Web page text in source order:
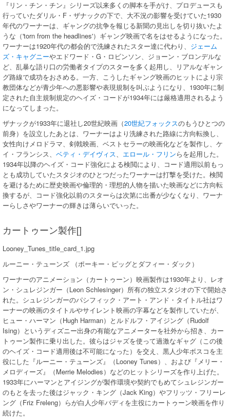
『リン・チン・チン』シリーズ以来多くの脚本を手がけ、プロデュースも
行っていたダリル・F・ザナックの下で、大不況の影響を受けていた1930
年代のワーナーは、ギャングの抗争を報じる新聞の見出しを切り抜いたよ
うな（'torn from the headlines'）ギャング映画で名をはせるようになった。
ワーナーは1920年代の都会的で洗練されたスター達に代わり、 ジェーム
ズ・キャグニーやエドワード・G・ロビンソン、ジョーン・ブロンデルな
ど、乱暴な語り口の労働者タイプのスターを多く起用し、リアルなギャン
グ路線で成功をおさめる。一方、こうしたギャング映画のヒットにより宗
教団体などが青少年への悪影響や表現規制を叫ぶようになり、1930年に制
定された自主規制規定のヘイズ・コードが1934年には厳格適用されるよう
になってしまった。
ザナックが1933年に退社し20世紀映画（20世紀フォックスのもうひとつの
前身）を設立したあとは、ワーナーはより洗練された路線に方向転換し、
女性向けメロドラマ、剣戟映画、ベストセラーの映画化などを製作し、ケ
イ・フランシス、 ベティ・デイヴィス、 エロール・フリンらを起用した。
1934年以降のヘイズ・コード強化による検閲により、コード適用以前もっ
とも成功していたスタジオのひとつだったワーナーは打撃を受けた。検閲
を避けるために歴史映画や倫理的・理想的人物を描いた映画などに方向転
換するが、コード強化以前のスターらは次第に出番が少なくなり、ワーナ
ーらしさやワーナーの輝きは薄らいでいった。
カートゥーン製作[]
Looney_Tunes_title_card_1.jpg
ルーニー・テューンズ （ポーキー・ピッグとダフィー・ダック）
ワーナーのアニメーション（カートゥーン）映画製作は1930年より、レオ
ン・シュレジンガー（Leon Schlesinger）所有の独立スタジオの下で開始さ
れた。シュレジンガーのパシフィック・アート・アンド・タイトル社はワ
ーナーの映画のタイトルやサイレント映画の字幕などを製作していたが、
ヒュー・ハーマン（Hugh Harman）とルドルフ・アイジング（Rudolf
Ising）というディズニー出身の有能なアニメーターを社外から招き、カー
トゥーン製作に乗り出した。彼らはジャズを使って過激なギャグ（この後
のヘイズ・コード適用後は不可能になった）を交え、黒人少年ボスコを主
役にした『ルーニー・テューンズ』（Looney Tunes）、および『メリー・
メロディーズ』（Merrie Melodies）などのヒットシリーズを作り上げた。
1933年にハーマンとアイジングが製作環境や契約でもめてシュレジンガー
のもとを去った後はジャック・キング（Jack King）やフリッツ・フリーレ
ング（Friz Freleng）らが白人少年バディを主役にカートゥーン映画を作り
続けた。